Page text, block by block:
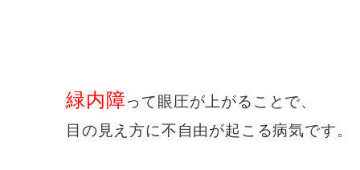
緑内障って眼圧が上がることで、
目の見え方に不自由が起こる病気です。